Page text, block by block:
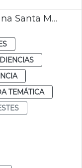
Ayudas municipales Semana Santa Marinera València
TEMÁTICA